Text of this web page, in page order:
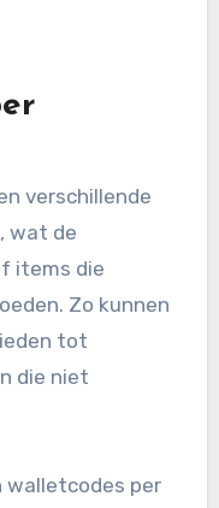
verschillende
wat de
items die
Zo kunnen
tot
die niet
walletcodes per